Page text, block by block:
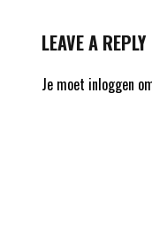
LEAVE A REPLY
Je moet inloggen